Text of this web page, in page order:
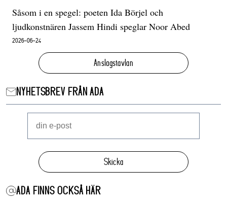
Såsom i en spegel: poeten Ida Börjel och
ljudkonstnären Jassem Hindi speglar Noor Abed
2026-06-24
Anslagstavlan
NYHETSBREV FRÅN ADA
Skicka
ADA FINNS OCKSÅ HÄR